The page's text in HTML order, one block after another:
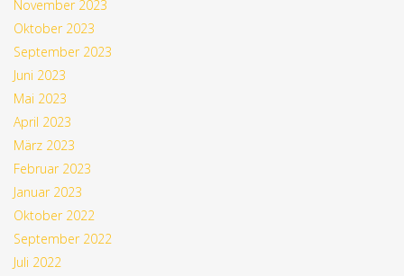
November 2023
Oktober 2023
September 2023
Juni 2023
Mai 2023
April 2023
März 2023
Februar 2023
Januar 2023
Oktober 2022
September 2022
Juli 2022